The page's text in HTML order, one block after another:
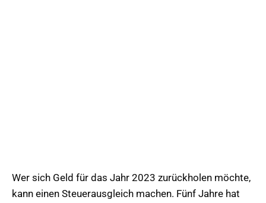
Wer sich Geld für das Jahr 2023 zurückholen möchte,
kann einen Steuerausgleich machen. Fünf Jahre hat